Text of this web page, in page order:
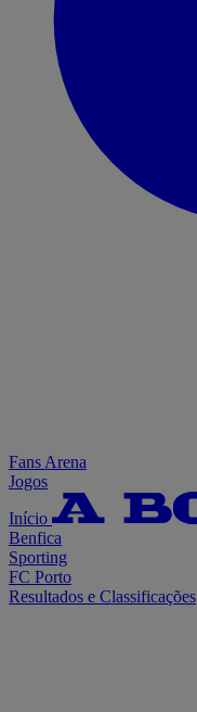
Fans Arena
Jogos
Início
Benfica
Sporting
FC Porto
Resultados e Classificações